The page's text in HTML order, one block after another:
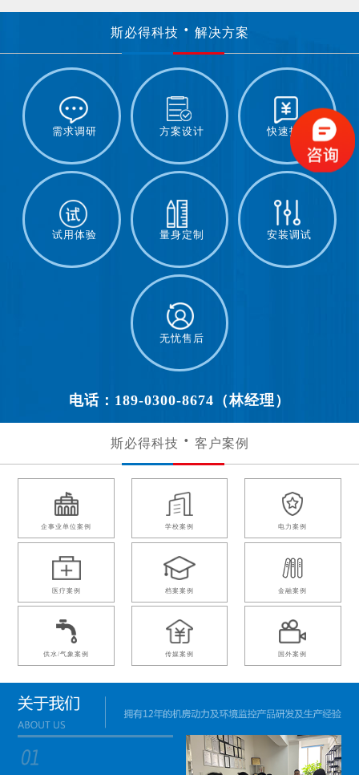
斯必得科技 解决方案
需求调研 方案设计 快速报价
试用体验 量身定制 安装调试
无忧售后
电话：189-0300-8674（林经理）
斯必得科技 客户案例
企事业单位案例 学校案例 电力案例
医疗案例 档案案例 金融案例
供水/气象案例 传媒案例 国外案例